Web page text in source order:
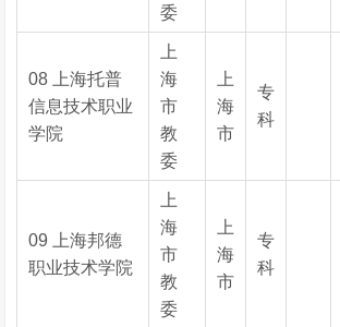
委
08 上海托普
信息技术职业
学院
上
海
市
教
委
上
海
市
专
科
09 上海邦德
职业技术学院
上
海
市
教
委
上
海
市
专
科